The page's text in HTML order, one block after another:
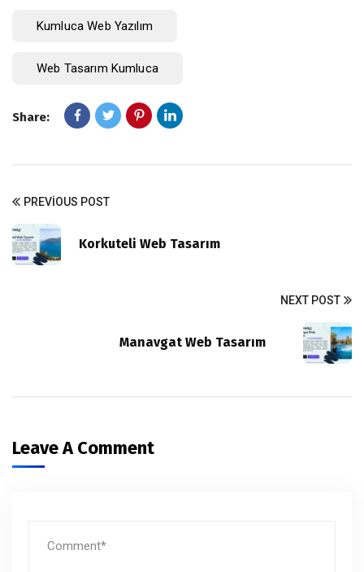
Kumluca Web Yazılım
Web Tasarım Kumluca
Share:
PREVIOUS POST
Korkuteli Web Tasarım
NEXT POST
Manavgat Web Tasarım
Leave A Comment